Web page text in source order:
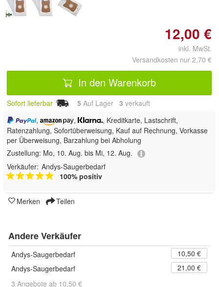
12,00 €
inkl. MwSt.
Versandkosten nur 2,70 €
In den Warenkorb
Sofort lieferbar 5 Auf Lager 3 verkauft
,
,
, Kreditkarte, Lastschrift,
Ratenzahlung, Sofortüberweisung, Kauf auf Rechnung, Vorkasse
per Überweisung, Barzahlung bei Abholung
Zustellung: Mo, 10. Aug. bis Mi, 12. Aug.
Verkäufer: Andys-Saugerbedarf
100% positiv
Merken Teilen
Andere Verkäufer
Andys-Saugerbedarf
10,50 €
Andys-Saugerbedarf
21,00 €
3 Angebote ab 10,50 €